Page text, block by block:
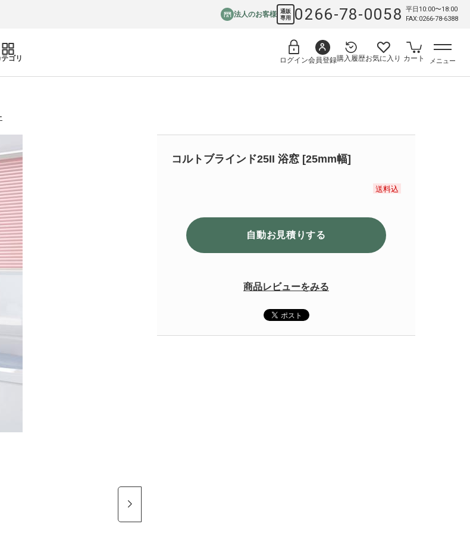
法人のお客様 通販
専用
0266-78-0058
平日10:00〜18:00
FAX:0266-78-6388
テゴリ ログイン会員登録購入履歴お気に入り カート メニュー
コルトブラインド25II 浴窓 [25mm幅]
送料込
自動お見積りする
商品レビューをみる